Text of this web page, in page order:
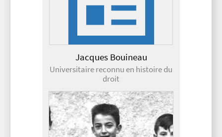
Jacques Bouineau
Universitaire reconnu en histoire du
droit